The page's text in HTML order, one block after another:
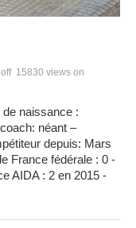
15830 views on
naissance :
néant –
depuis: Mars
France fédérale : 0 -
AIDA : 2 en 2015 -